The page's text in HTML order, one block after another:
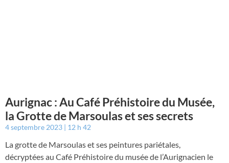
Aurignac : Au Café Préhistoire du Musée,
la Grotte de Marsoulas et ses secrets
4 septembre 2023 12 h 42
La grotte de Marsoulas et ses peintures pariétales,
décryptées au Café Préhistoire du musée de l’Aurignacien le